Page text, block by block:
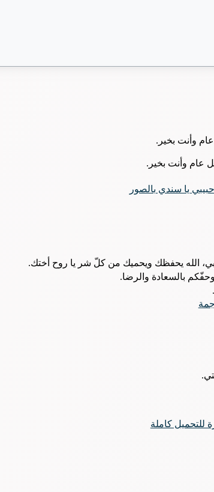
وأنت بخير.
عام وأنت بخير.
يا سندي بالصور
الله يحفظك ويحميك من كلّ شر يا روح أختك.
بالسعادة والرضا.
للتحميل كاملة